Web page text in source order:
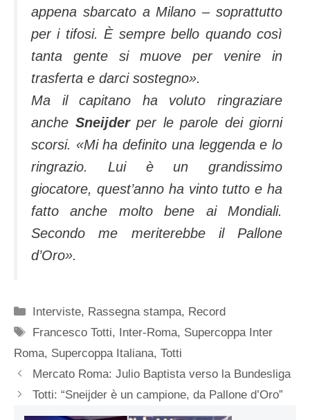
appena sbarcato a Milano – soprattutto
per i tifosi. È sempre bello quando così
tanta gente si muove per venire in
trasferta e darci sostegno».
Ma il capitano ha voluto ringraziare
anche Sneijder per le parole dei giorni
scorsi. «Mi ha definito una leggenda e lo
ringrazio. Lui è un grandissimo
giocatore, quest’anno ha vinto tutto e ha
fatto anche molto bene ai Mondiali.
Secondo me meriterebbe il Pallone
d’Oro».
Categorie
Interviste, Rassegna stampa, Record
Tag
Francesco Totti, Inter-Roma, Supercoppa Inter
Roma, Supercoppa Italiana, Totti
Mercato Roma: Julio Baptista verso la Bundesliga
Totti: “Sneijder è un campione, da Pallone d’Oro”